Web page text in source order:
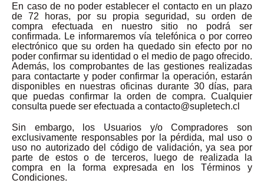
En caso de no poder establecer el contacto en un plazo
de 72 horas, por su propia seguridad, su orden de
compra efectuada en nuestro sitio no podrá ser
confirmada. Le informaremos vía telefónica o por correo
electrónico que su orden ha quedado sin efecto por no
poder confirmar su identidad o el medio de pago ofrecido.
Además, los comprobantes de las gestiones realizadas
para contactarte y poder confirmar la operación, estarán
disponibles en nuestras oficinas durante 30 días, para
que puedas confirmar la orden de compra. Cualquier
consulta puede ser efectuada a contacto@supletech.cl
Sin embargo, los Usuarios y/o Compradores son
exclusivamente responsables por la pérdida, mal uso o
uso no autorizado del código de validación, ya sea por
parte de estos o de terceros, luego de realizada la
compra en la forma expresada en los Términos y
Condiciones.